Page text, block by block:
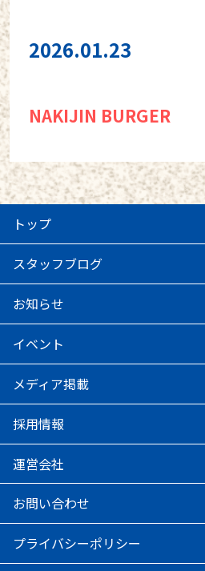
2026.01.23
NAKIJIN BURGER
トップ
スタッフブログ
お知らせ
イベント
メディア掲載
採用情報
運営会社
お問い合わせ
プライバシーポリシー